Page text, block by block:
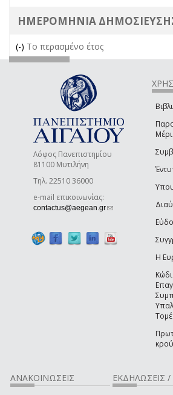
ΗΜΕΡΟΜΗΝΙΑ
(-) Remove Το περασμένο έτος filter
Το περασμένο έτος
Λόφος Πανεπιστημίου
81100 Μυτιλήνη
Τηλ. 22510 36000
e-mail επικοινωνίας:
contactus@aegean.gr(link sends e-mail)
Η
ΑΝΑΚΟΙΝΩΣΕΙΣ ΕΚΔΗΛΩΣΕΙΣ